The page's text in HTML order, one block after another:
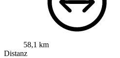
58,1 km
Distanz